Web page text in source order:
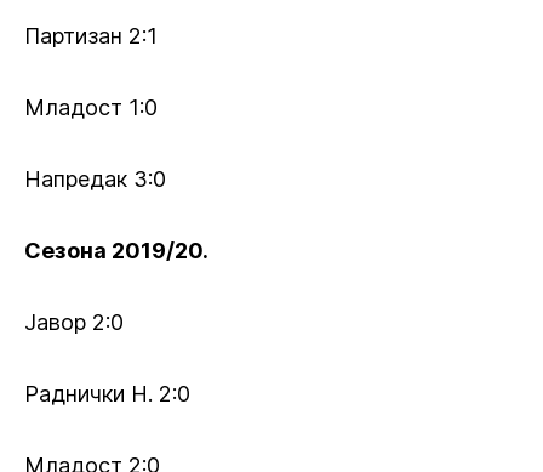
Партизан 2:1
Младост 1:0
Напредак 3:0
Сезона 2019/20.
Јавор 2:0
Раднички Н. 2:0
Младост 2:0